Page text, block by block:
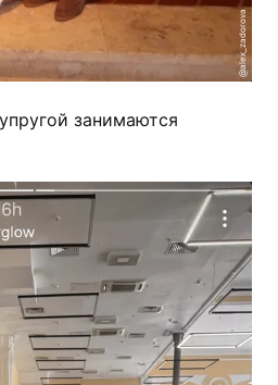
@alex_zadorova
занимаются